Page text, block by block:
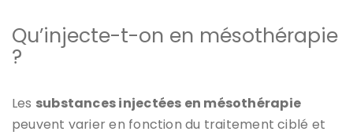
Qu’injecte-t-on en mésothérapie
?
Les substances injectées en mésothérapie
peuvent varier en fonction du traitement ciblé et